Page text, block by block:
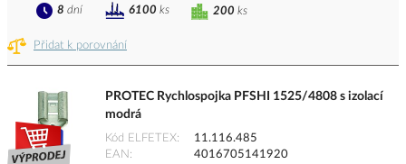
Přidat k porovnání
200 ks
8 dní 6100 ks
PROTEC Rychlospojka PFSHI 1525/4808 s izolací
modrá
Kód ELFETEX
11.116.485
EAN
4016705141920